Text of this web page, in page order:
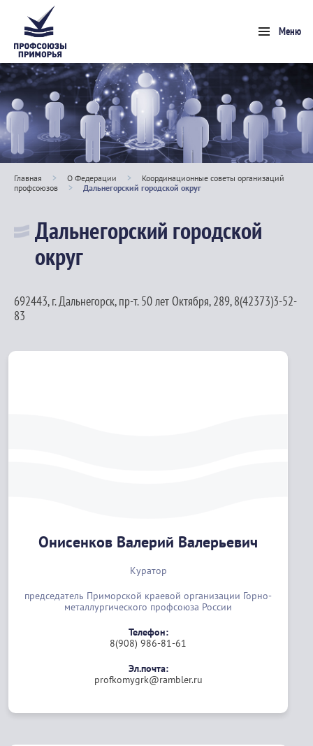
Меню
Главная > О Федерации >
Координационные советы организаций
профсоюзов
> Дальнегорский городской округ
Дальнегорский городской
округ
692443, г. Дальнегорск, пр-т. 50 лет Октября, 289, 8(42373)3-52-
83
Онисенков Валерий Валерьевич
Куратор
председатель Приморской краевой организации Горно-
металлургического профсоюза России
Телефон:
8(908) 986-81-61
Эл.почта:
profkomygrk@rambler.ru